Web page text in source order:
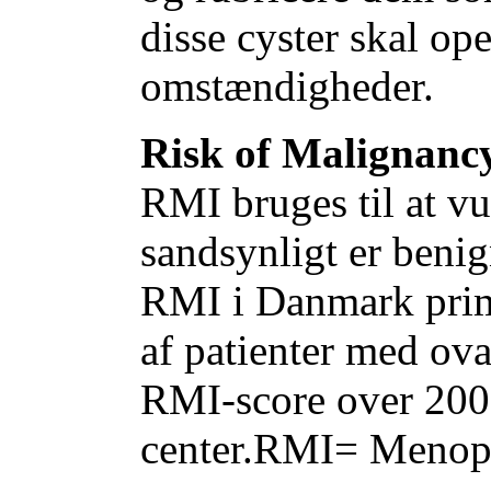
disse cyster skal
omstændigheder.
Risk of
RMI bruges til at
sandsynligt er
RMI i Danmark
af patienter med
RMI-score over
center.RMI=